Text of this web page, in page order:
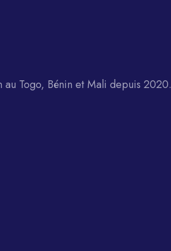
Togo, Bénin et Mali depuis 2020.